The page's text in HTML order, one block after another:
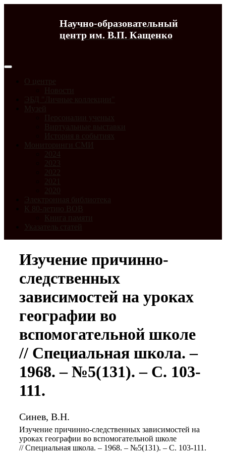
Научно-образовательный
центр им. В.П. Кащенко
О центре
Новости
ЭБД "Личные коллекции"
Музей
Персоналии ученых
Виртуальные выставки
История в событиях
Мониторинги СМИ
2024
2023
2022
2021
2020
Электронная библиотека
К 80-летию ВОВ
Книга памяти
Указатель статей
Изучение причинно-
следственных
зависимостей на уроках
географии во
вспомогательной школе
// Специальная школа. –
1968. – №5(131). – С. 103-
111.
Синев, В.Н.
Изучение причинно-следственных зависимостей на
уроках географии во вспомогательной школе
// Специальная школа. – 1968. – №5(131). – С. 103-111.